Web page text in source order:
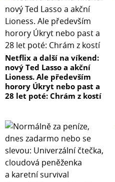
Netflix a další na víkend:
nový Ted Lasso a akční
Lioness. Ale především
horory Úkryt nebo past a
28 let poté: Chrám z kostí